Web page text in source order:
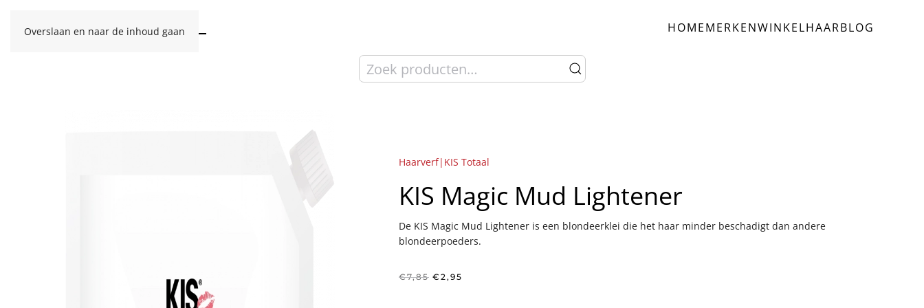
Overslaan en naar de inhoud gaan HOMEMERKENWINKELHAARBLOG
Zoeken
naar:
Haarverf|KIS Totaal
KIS Magic Mud Lightener
De KIS Magic Mud Lightener is een blondeerklei die het haar minder beschadigt dan andere
blondeerpoeders.
€7,85 Oorspronkelijke
€ 2,95